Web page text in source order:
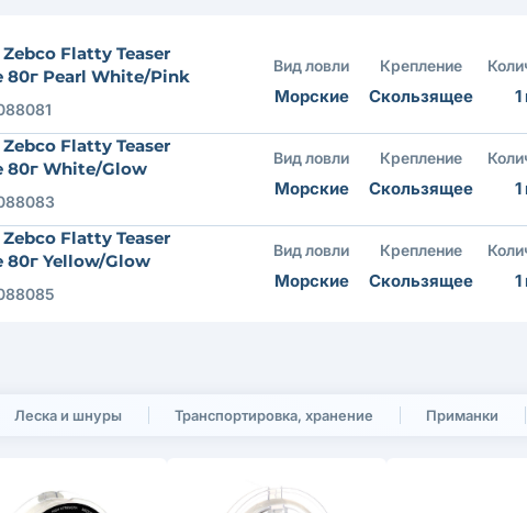
Flatty Teaser
80г Pearl White/Pink
Вид ловли
Морские
Крепление
Скользящее
Flatty Teaser
80г White/Glow
Вид ловли
Морские
Крепление
Скользящее
Flatty Teaser
80г Yellow/Glow
Вид ловли
Морские
Крепление
Скользящее
Леска и шнуры Транспортировка, хранение Приманки